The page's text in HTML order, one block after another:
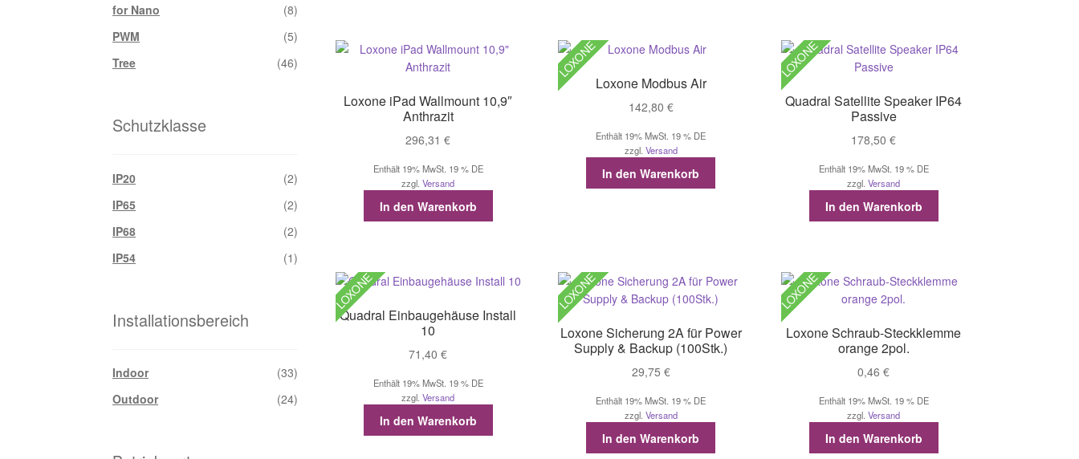
Loxone iPad Wallmount 10,9″
Anthrazit
296,31€
Enthält 19% MwSt. 19 % DE
zzgl.Versand
In den Warenkorb
LOXONE
Loxone Modbus Air
142,80 €
Enthält 19% MwSt. 19 % DE
zzgl. Versand
In den Warenkorb
LOXONE
Quadral Satellite Speaker IP64
Passive
178,50€
Enthält 19% MwSt. 19 % DE
zzgl.Versand
In den Warenkorb
LOXONE
Quadral Einbaugehäuse Install
10
71,40€
Enthält 19% MwSt. 19 % DE
zzgl.Versand
In den Warenkorb
LOXONE
Loxone Sicherung 2A für Power
Supply & Backup (100Stk.)
29,75 €
Enthält 19% MwSt. 19 % DE
zzgl. Versand
In den Warenkorb
LOXONE
Loxone Schraub-Steckklemme
orange 2pol.
0,46€
Enthält 19% MwSt. 19 % DE
zzgl.Versand
In den Warenkorb
for Nano
(8)
PWM
(5)
Tree
(46)
Schutzklasse
IP20
(2)
IP65
(2)
IP68
(2)
IP54
(1)
Installationsbereich
Indoor
(33)
Outdoor
(24)